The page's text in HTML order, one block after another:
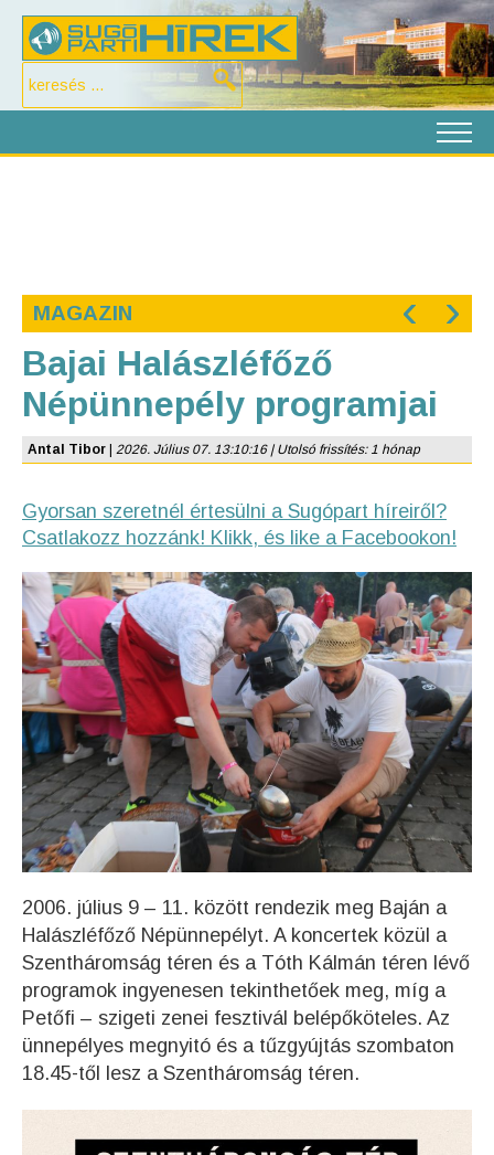
MAGAZIN ‹ ›
Bajai Halászléfőző
Népünnepély programjai
Antal Tibor 2026. Július 07. 13:10:16 | Utolsó frissítés: 1 hónap
Gyorsan szeretnél értesülni a Sugópart híreiről?
Csatlakozz hozzánk! Klikk, és like a Facebookon!
2006. július 9 – 11. között rendezik meg Baján a
Halászléfőző Népünnepélyt. A koncertek közül a
Szentháromság téren és a Tóth Kálmán téren lévő
programok ingyenesen tekinthetőek meg, míg a
Petőfi – szigeti zenei fesztivál belépőköteles. Az
ünnepélyes megnyitó és a tűzgyújtás szombaton
18.45-től lesz a Szentháromság téren.